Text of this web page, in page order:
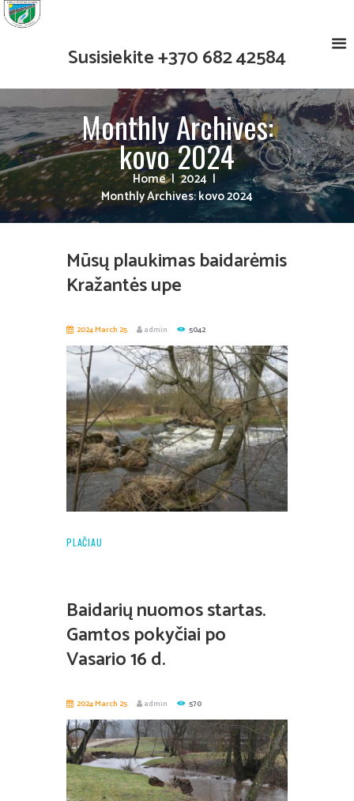
Susisiekite+370 682 42584
Monthly Archives:
kovo 2024
Home
2024
Monthly Archives: kovo 2024
Mūsų plaukimas baidarėmis
Kražantės upe
2024 March 25 admin 5042
PLAČIAU
Baidarių nuomos startas.
Gamtos pokyčiai po
Vasario 16 d.
2024 March 25 admin 570